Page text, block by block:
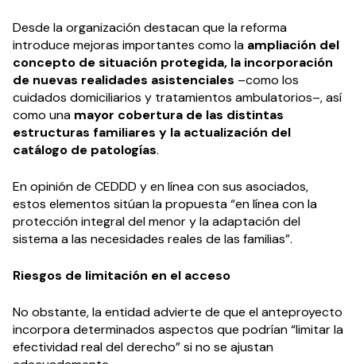
Desde la organización destacan que la reforma
introduce mejoras importantes como la ampliación del
concepto de situación protegida, la incorporación
de nuevas realidades asistenciales –como los
cuidados domiciliarios y tratamientos ambulatorios–, así
como una mayor cobertura de las distintas
estructuras familiares y la actualización del
catálogo de patologías.
En opinión de CEDDD y en línea con sus asociados,
estos elementos sitúan la propuesta “en línea con la
protección integral del menor y la adaptación del
sistema a las necesidades reales de las familias”.
Riesgos de limitación en el acceso
No obstante, la entidad advierte de que el anteproyecto
incorpora determinados aspectos que podrían “limitar la
efectividad real del derecho” si no se ajustan